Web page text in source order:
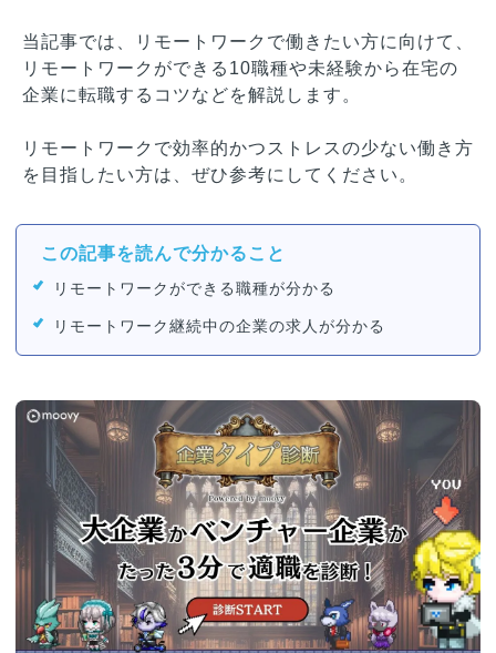
当記事では、リモートワークで働きたい方に向けて、
リモートワークができる10職種や未経験から在宅の
企業に転職するコツなどを解説します。
リモートワークで効率的かつストレスの少ない働き方
を目指したい方は、ぜひ参考にしてください。
この記事を読んで分かること
リモートワークができる職種が分かる
リモートワーク継続中の企業の求人が分かる